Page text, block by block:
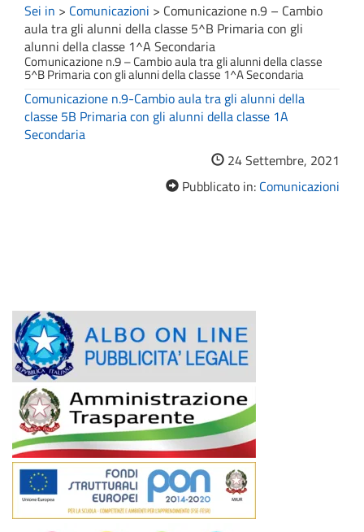
Sei in > Comunicazioni > Comunicazione n.9 – Cambio
aula tra gli alunni della classe 5^B Primaria con gli
alunni della classe 1^A Secondaria
Comunicazione n.9 – Cambio aula tra gli alunni della classe
5^B Primaria con gli alunni della classe 1^A Secondaria
Comunicazione n.9-Cambio aula tra gli alunni della
classe 5B Primaria con gli alunni della classe 1A
Secondaria
24 Settembre, 2021
Pubblicato in: Comunicazioni